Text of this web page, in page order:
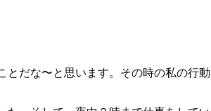
とだな〜と思います。その時の私の行動